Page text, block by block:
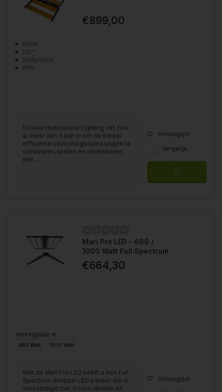
€899,00
680W
120°
1885µmol/s
IP65
Ecoled Horticultural Lighting zet zich
al meer dan 3 jaar in om de meest
efficiënte verlichtingsoplossingen te
ontwerpen, testen en ontwikkelen.
Een ...
Verlanglijst
Vergelijk
Mari Pro LED - 680 /
1000 Watt Full Spectrum
€664,30
Verkrijgbaar in
680 Watt 1000 Watt
Met de Mari Pro LED heeft u een Full
Spectrum dimbaar LED paneel die is
vervaardigd met Osram diodes en
Verlanglijst